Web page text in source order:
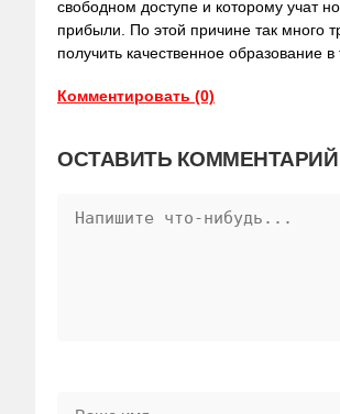
свободном доступе и которому учат
прибыли. По этой причине так много
получить качественное образование
Комментировать (0)
ОСТАВИТЬ КОММЕНТАРИЙ